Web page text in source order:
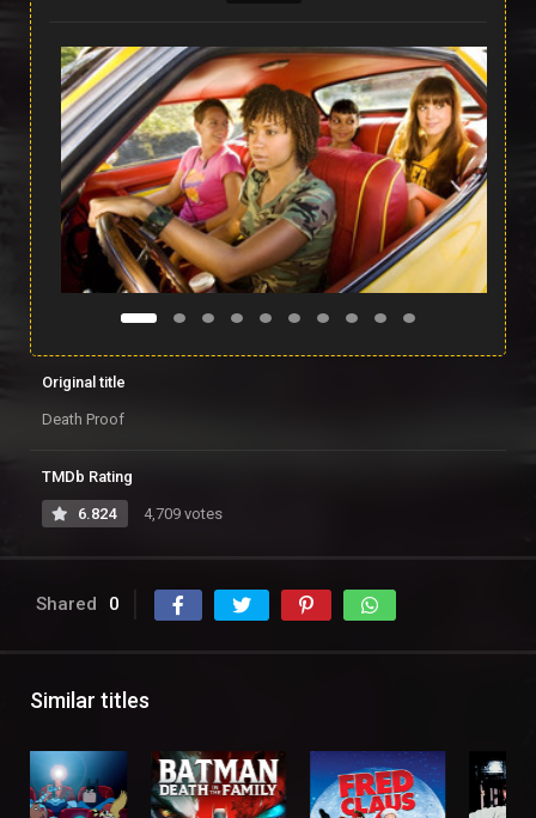
Original title
Death Proof
TMDb Rating
6.824 4,709 votes
Shared 0
Similar titles